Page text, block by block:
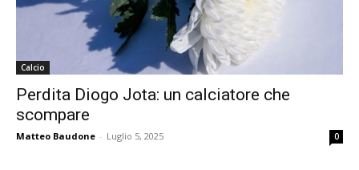
Calcio
Perdita Diogo Jota: un calciatore che
scompare
Matteo Baudone - Luglio 5, 2025 0